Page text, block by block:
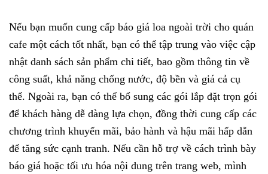
Nếu bạn muốn cung cấp báo giá loa ngoài trời cho quán
cafe một cách tốt nhất, bạn có thể tập trung vào việc cập
nhật danh sách sản phẩm chi tiết, bao gồm thông tin về
công suất, khả năng chống nước, độ bền và giá cả cụ
thể. Ngoài ra, bạn có thể bổ sung các gói lắp đặt trọn gói
để khách hàng dễ dàng lựa chọn, đồng thời cung cấp các
chương trình khuyến mãi, bảo hành và hậu mãi hấp dẫn
để tăng sức cạnh tranh. Nếu cần hỗ trợ về cách trình bày
báo giá hoặc tối ưu hóa nội dung trên trang web, mình